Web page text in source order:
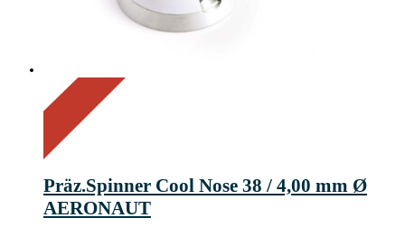
On Sale
€
Präz.Spinner Cool Nose 38 / 4,00 mm Ø
AERONAUT